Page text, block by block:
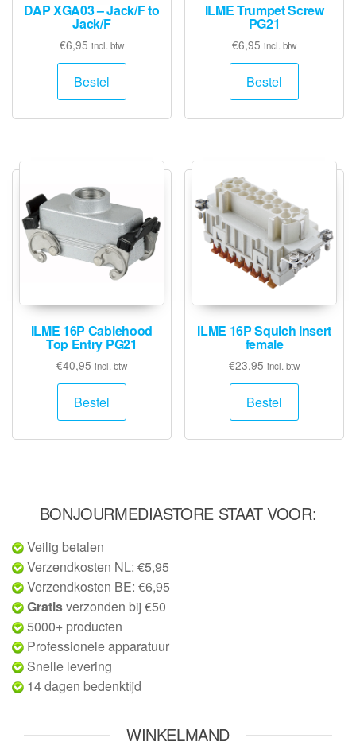
DAP XGA03 – Jack/F to
Jack/F
€6,95 incl. btw
Bestel
ILME Trumpet Screw
PG21
€6,95 incl. btw
Bestel
ILME 16P Cablehood
Top Entry PG21
€40,95 incl. btw
Bestel
ILME 16P Squich Insert
female
€23,95 incl. btw
Bestel
BONJOURMEDIASTORE STAAT VOOR:
Veilig betalen
Verzendkosten NL: €5,95
Verzendkosten BE: €6,95
Gratisverzonden bij €50
5000+ producten
Professionele apparatuur
Snelle levering
14 dagen bedenktijd
WINKELMAND